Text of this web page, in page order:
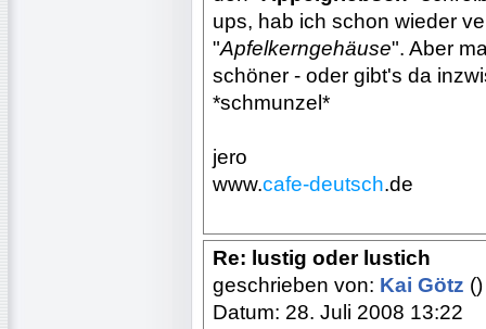
ups, hab ich schon wieder
"Apfelkerngehäuse". Aber
schöner - oder gibt's da
*schmunzel*
jero
www.cafe-deutsch.de
Re: lustig oder lustich
geschrieben von: Kai Götz ()
Datum: 28. Juli 2008 13:22